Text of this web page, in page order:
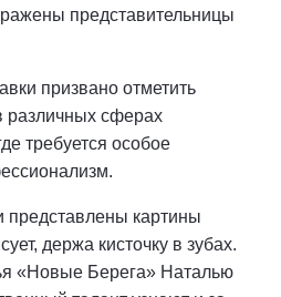
представительницы
призвано отметить
сферах
требуется особое
представлены картины
держа кисточку в зубах.
«Новые Берега» Наталью